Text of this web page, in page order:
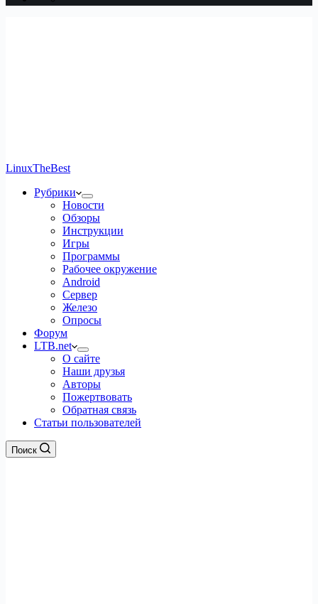
LinuxTheBest
Рубрики
Новости
Обзоры
Инструкции
Игры
Программы
Рабочее окружение
Android
Сервер
Железо
Опросы
Форум
LTB.net
О сайте
Наши друзья
Авторы
Пожертвовать
Обратная связь
Статьи пользователей
Поиск